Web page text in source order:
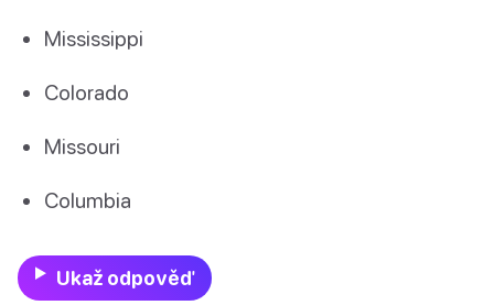
Mississippi
Colorado
Missouri
Columbia
Ukaž odpověď